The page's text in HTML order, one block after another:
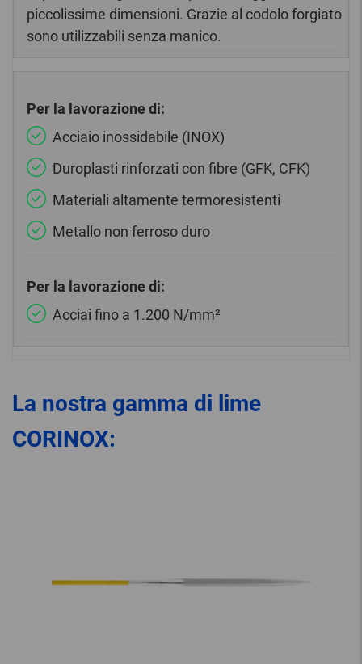
piccolissime dimensioni. Grazie al codolo forgiato
sono utilizzabili senza manico.
Per la lavorazione di:
Acciaio inossidabile (INOX)
Duroplasti rinforzati con fibre (GFK, CFK)
Materiali altamente termoresistenti
Metallo non ferroso duro
Per la lavorazione di:
Acciai fino a 1.200 N/mm²
La nostra gamma di lime
CORINOX: